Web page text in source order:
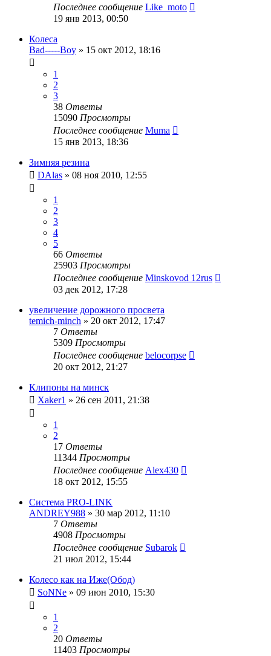
Последнее сообщение Like_moto
19 янв 2013, 00:50
Колеса
Bad-----Boy » 15 окт 2012, 18:16
1
2
3
38 Ответы
15090 Просмотры
Последнее сообщение Muma
15 янв 2013, 18:36
Зимняя резина
DAlas » 08 ноя 2010, 12:55
1
2
3
4
5
66 Ответы
25903 Просмотры
Последнее сообщение Minskovod 12rus
03 дек 2012, 17:28
увеличение дорожного просвета
temich-minch » 20 окт 2012, 17:47
7 Ответы
5309 Просмотры
Последнее сообщение belocorpse
20 окт 2012, 21:27
Клипоны на минск
Xaker1 » 26 сен 2011, 21:38
1
2
17 Ответы
11344 Просмотры
Последнее сообщение Alex430
18 окт 2012, 15:55
Система PRO-LINK
ANDREY988 » 30 мар 2012, 11:10
7 Ответы
4908 Просмотры
Последнее сообщение Subarok
21 июл 2012, 15:44
Колесо как на Иже(Обод)
SoNNe » 09 июн 2010, 15:30
1
2
20 Ответы
11403 Просмотры